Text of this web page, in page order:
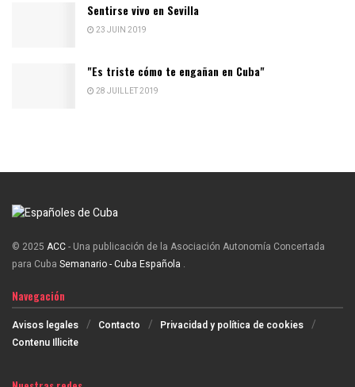
Sentirse vivo en Sevilla
23 JUIN 2019
"Es triste cómo te engañan en Cuba"
28 JUILLET 2019
© 2025 ACC- Una publicación de la Asociación Autonomía Concertada
para Cuba Semanario - Cuba Española .
Navegación
Avisos legales Contacto
Privacidad y política de cookies
Contenu Illicite